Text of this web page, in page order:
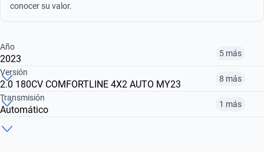
conocer su valor.
Año
2023 5 más
2016
$ 22.870.000
2021
Versión
2.0 180CV COMFORTLINE 4X2 AUTO MY23 8 más
Transmisión
Automático 1 más